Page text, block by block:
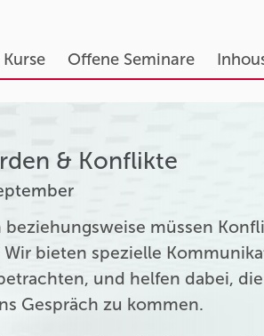
Offene Seminare
& Konflikte
beziehungsweise müssen
bieten spezielle
und helfen dabei,
Gespräch zu kommen.